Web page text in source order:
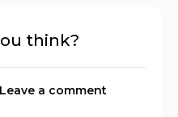
think?
a comment